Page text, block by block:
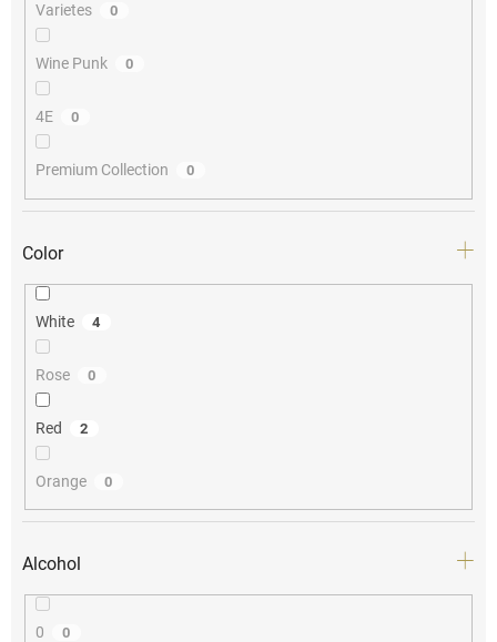
Varietes 0
Wine Punk 0
4E 0
Premium Collection 0
Color
White 4
Rose 0
Red 2
Orange 0
Alcohol
0 0